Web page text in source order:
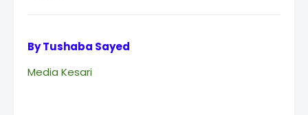
By Tushaba Sayed
Media Kesari